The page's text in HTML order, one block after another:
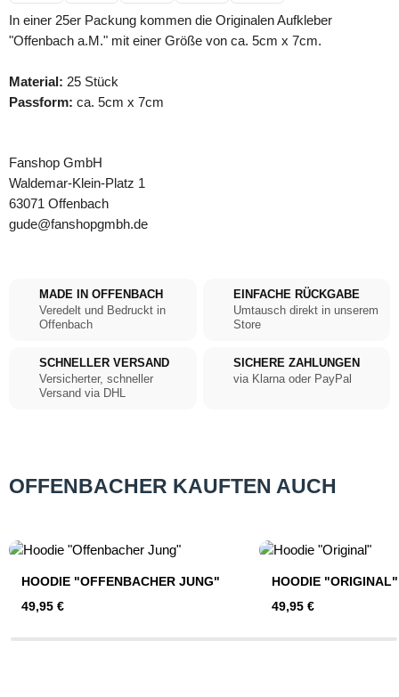
In einer 25er Packung kommen die Originalen Aufkleber
"Offenbach a.M." mit einer Größe von ca. 5cm x 7cm.
Material: 25 Stück
Passform: ca. 5cm x 7cm
Fanshop GmbH
Waldemar-Klein-Platz 1
63071 Offenbach
gude@fanshopgmbh.de
MADE IN OFFENBACH
Veredelt und Bedruckt in
Offenbach
EINFACHE RÜCKGABE
Umtausch direkt in unserem
Store
SCHNELLER VERSAND
Versicherter, schneller
Versand via DHL
SICHERE ZAHLUNGEN
via Klarna oder PayPal
OFFENBACHER KAUFTEN AUCH
HOODIE "OFFENBACHER JUNG"
Regulärer Preis:
49,95 €
HOODIE "ORIGINAL"
Regulärer Preis:
49,95 €